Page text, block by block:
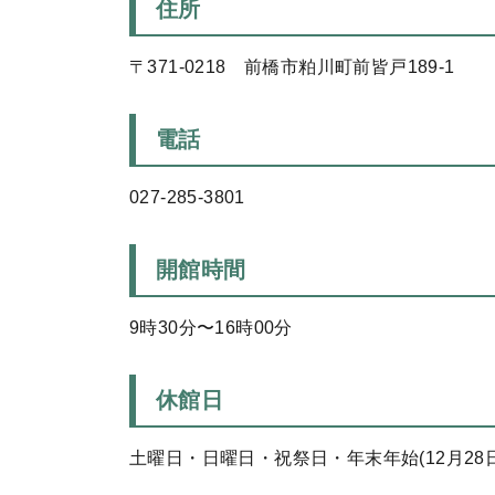
住所
〒371-0218 前橋市粕川町前皆戸189-1
電話
027-285-3801
開館時間
9時30分〜16時00分
休館日
土曜日・日曜日・祝祭日・年末年始(12月28